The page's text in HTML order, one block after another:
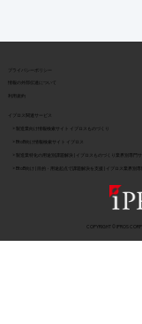
​情報の外部伝達について
COPYRIGHT © IPROS
イプロス関連サービス
> 製造業向け情報検索サイト イプロスものづくり
> BtoB向け | 目的・用途起点で課題解決を支援 | イプロス業界別専
> BtoB向け情報検索サイト イプロス
> 製造業特化の用途別課題解決 | イプロスものづくり業界別専門サ